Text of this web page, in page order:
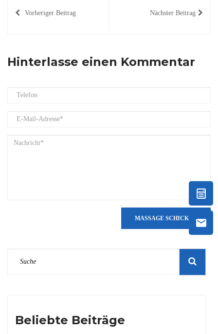
Vorheriger Beitrag Nächster Beitrag
Hinterlasse einen Kommentar
MASSAGE SCHICKEN
Beliebte Beiträge